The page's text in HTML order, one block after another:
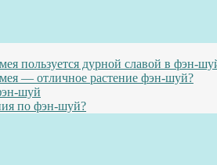
пользуется дурной славой в фэн-
— отличное растение фэн-шуй?
шуй
по фэн-шуй?